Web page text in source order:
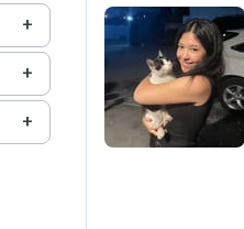
+
+
+
M